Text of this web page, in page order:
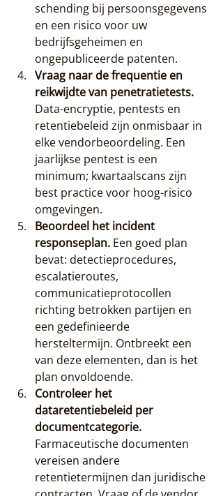
schending bij persoonsgegevens
en een risico voor uw
bedrijfsgeheimen en
ongepubliceerde patenten.
Vraag naar de frequentie en
reikwijdte van penetratietests.
Data-encryptie, pentests en
retentiebeleid zijn onmisbaar in
elke vendorbeoordeling. Een
jaarlijkse pentest is een
minimum; kwartaalscans zijn
best practice voor hoog-risico
omgevingen.
Beoordeel het incident
responseplan. Een goed plan
bevat: detectieprocedures,
escalatieroutes,
communicatieprotocollen
richting betrokken partijen en
een gedefinieerde
hersteltermijn. Ontbreekt een
van deze elementen, dan is het
plan onvoldoende.
Controleer het
dataretentiebeleid per
documentcategorie.
Farmaceutische documenten
vereisen andere
retentietermijnen dan juridische